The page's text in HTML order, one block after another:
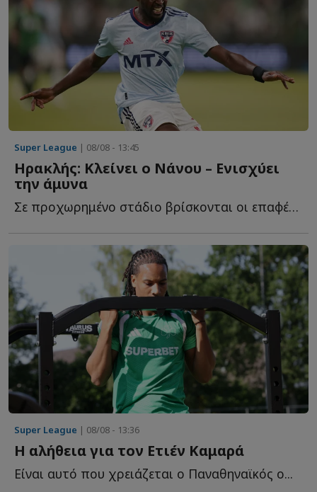
Super League | 08/08 - 13:45
Ηρακλής: Κλείνει ο Νάνου – Ενισχύει
την άμυνα
Σε προχωρημένο στάδιο βρίσκονται οι επαφές του Ηρακλή μ...
Super League | 08/08 - 13:36
Η αλήθεια για τον Ετιέν Καμαρά
Είναι αυτό που χρειάζεται ο Παναθηναϊκός ο...